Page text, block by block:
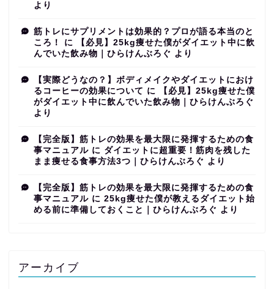
より
筋トレにサプリメントは効果的？プロが語る本当のと
ころ！
に
【必見】25kg痩せた僕がダイエット中に飲
んでいた飲み物｜ひらけんぶろぐ より
【実際どうなの？】ボディメイクやダイエットにおけ
るコーヒーの効果について に
【必見】25kg痩せた僕
がダイエット中に飲んでいた飲み物｜ひらけんぶろぐ
より
【完全版】筋トレの効果を最大限に発揮するための食
事マニュアル に ダイエットに超重要！筋肉を残した
まま痩せる食事方法3つ｜ひらけんぶろぐ より
【完全版】筋トレの効果を最大限に発揮するための食
事マニュアル に 25kg痩せた僕が教えるダイエット始
める前に準備しておくこと｜ひらけんぶろぐ より
アーカイブ